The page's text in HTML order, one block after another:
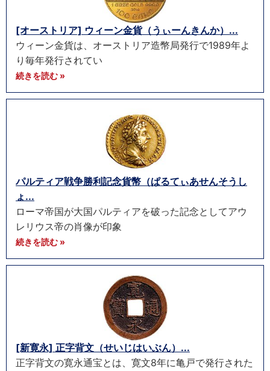
[オーストリア] ウィーン金貨（うぃーんきんか）...
ウィーン金貨は、オーストリア造幣局発行で1989年よ
り毎年発行されてい
続きを読む »
パルティア戦争勝利記念貨幣（ぱるてぃあせんそうし
ょ...
ローマ帝国が大国パルティアを破った記念としてアウ
レリウス帝の肖像が印象
続きを読む »
[新寛永] 正字背文（せいじはいぶん）...
正字背文の寛永通宝とは、寛文8年に亀戸で発行された